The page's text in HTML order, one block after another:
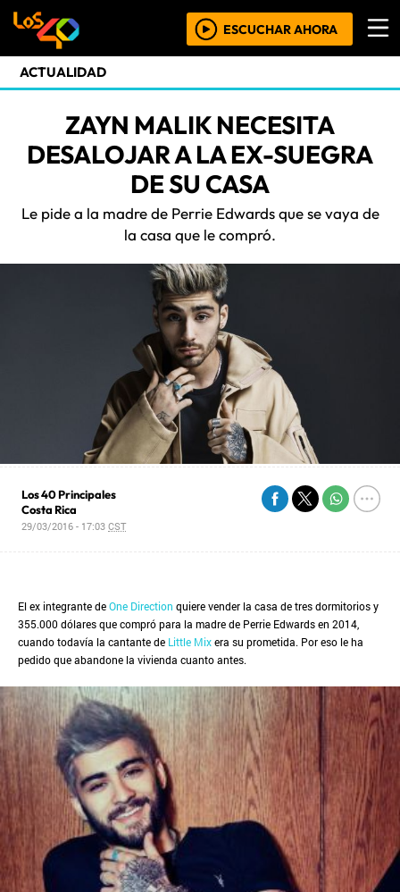
ESCUCHAR AHORA
ACTUALIDAD
ZAYN MALIK NECESITA
DESALOJAR A LA EX-SUEGRA
DE SU CASA
Le pide a la madre de Perrie Edwards que se vaya de
la casa que le compró.
Los 40 Principales
Costa Rica
29/03/2016 - 17:03CST
El ex integrante deOne Direction quiere vender la casa de tres dormitorios y
355.000 dólares que compró para la madre de Perrie Edwards en 2014,
cuando todavía la cantante de Little Mixera su prometida. Por eso le ha
pedido que abandone la vivienda cuanto antes.